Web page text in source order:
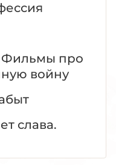
Фильмы про
войну
слава.